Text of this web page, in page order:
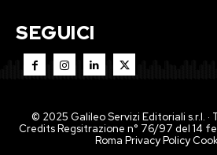
SEGUICI
© 2025 Galileo Servizi Editoriali s.r.l.
Credits Regsitrazione n° 76/97 del 14
Roma Privacy Policy